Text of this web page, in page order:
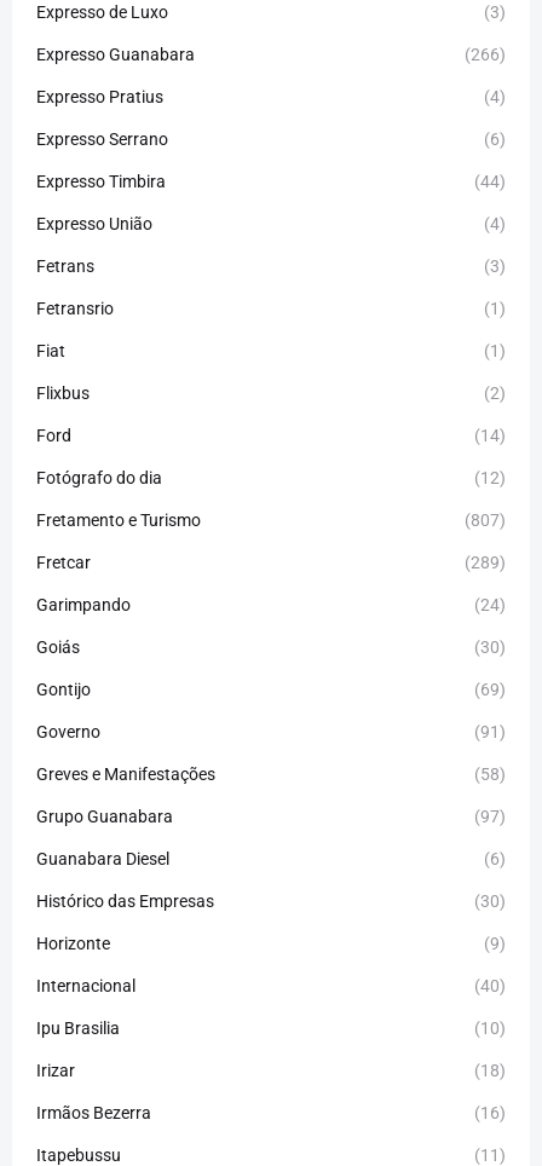
Expresso de Luxo (3)
Expresso Guanabara (266)
Expresso Pratius (4)
Expresso Serrano (6)
Expresso Timbira (44)
Expresso União (4)
Fetrans (3)
Fetransrio (1)
Fiat (1)
Flixbus (2)
Ford (14)
Fotógrafo do dia (12)
Fretamento e Turismo (807)
Fretcar (289)
Garimpando (24)
Goiás (30)
Gontijo (69)
Governo (91)
Greves e Manifestações (58)
Grupo Guanabara (97)
Guanabara Diesel (6)
Histórico das Empresas (30)
Horizonte (9)
Internacional (40)
Ipu Brasilia (10)
Irizar (18)
Irmãos Bezerra (16)
Itapebussu (11)